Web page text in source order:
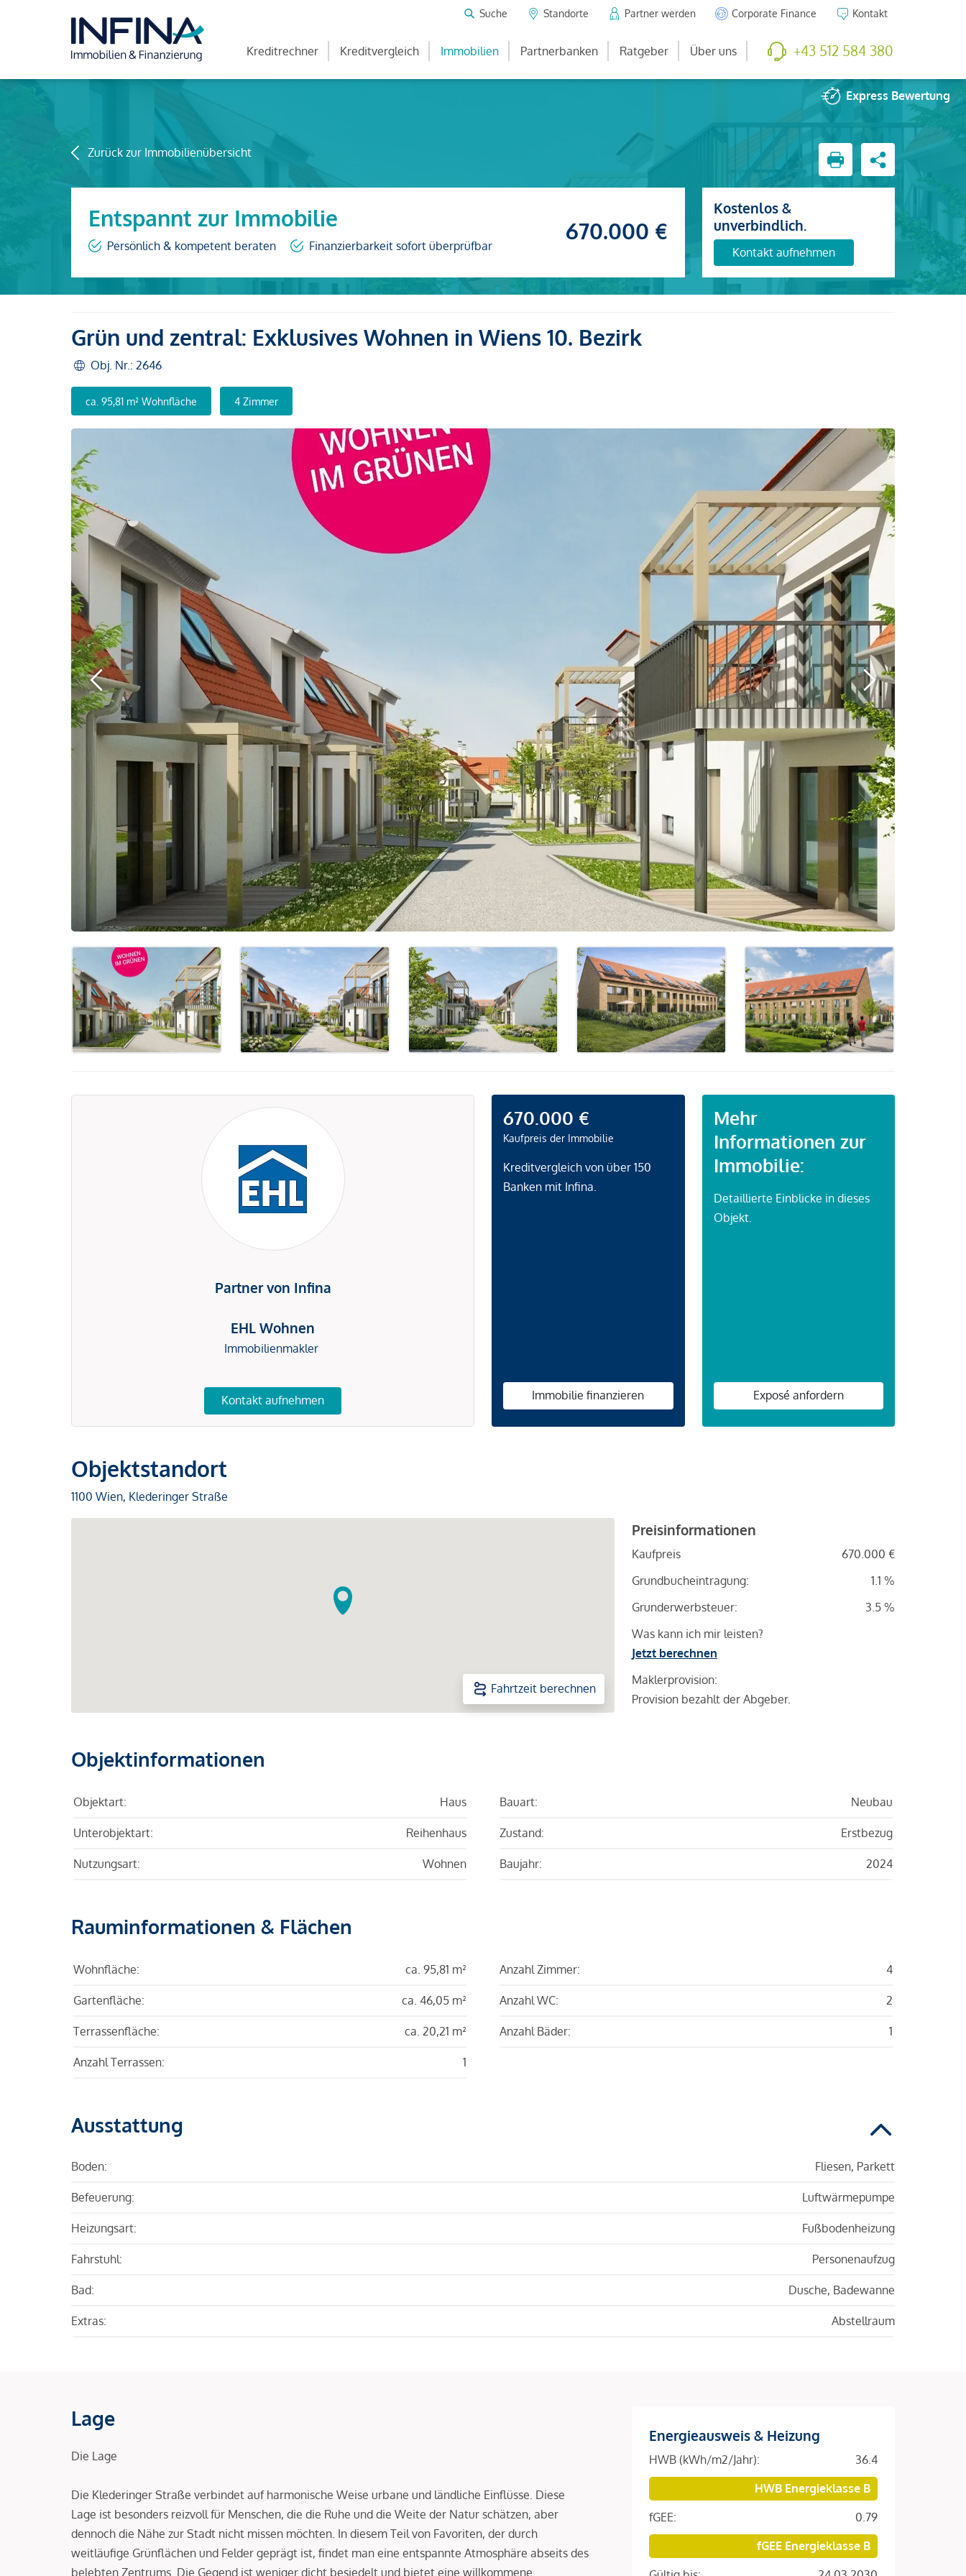
Suche Standorte Partner werden Corporate Finance Kontakt
Kreditrechner Kreditvergleich Immobilien Partnerbanken Ratgeber Über uns +43 512 584 380
Express Bewertung
Zurück zur Immobilienübersicht
Entspannt zur Immobilie
Persönlich & kompetent beraten Finanzierbarkeit sofort überprüfbar
670.000 €
Kostenlos &
unverbindlich.
Kontakt aufnehmen
Grün und zentral: Exklusives Wohnen in Wiens 10. Bezirk
Obj. Nr.: 2646
ca. 95,81 m² Wohnfläche 4 Zimmer
Partner von Infina
EHL Wohnen
Immobilienmakler
Kontakt aufnehmen
670.000 €
Kaufpreis der Immobilie
Kreditvergleich von über 150
Banken mit Infina.
Immobilie finanzieren
Mehr
Informationen zur
Immobilie:
Detaillierte Einblicke in dieses
Objekt.
Exposé anfordern
Objektstandort
1100 Wien, Klederinger Straße
Fahrtzeit berechnen
Preisinformationen
Kaufpreis
670.000 €
Grundbucheintragung:
1.1 %
Grunderwerbsteuer:
3.5 %
Was kann ich mir leisten?
Jetzt berechnen
Maklerprovision:
Provision bezahlt der Abgeber.
Objektinformationen
Objektart: Haus
Unterobjektart: Reihenhaus
Nutzungsart: Wohnen
Bauart: Neubau
Zustand: Erstbezug
Baujahr: 2024
Rauminformationen & Flächen
Wohnfläche: ca. 95,81 m²
Gartenfläche: ca. 46,05 m²
Terrassenfläche: ca. 20,21 m²
Anzahl Terrassen: 1
Anzahl Zimmer: 4
Anzahl WC: 2
Anzahl Bäder: 1
Ausstattung
Boden: Fliesen, Parkett
Befeuerung: Luftwärmepumpe
Heizungsart: Fußbodenheizung
Fahrstuhl: Personenaufzug
Bad: Dusche, Badewanne
Extras: Abstellraum
Lage
Die Lage
Die Klederinger Straße verbindet auf harmonische Weise urbane und ländliche Einflüsse. Diese
Lage ist besonders reizvoll für Menschen, die die Ruhe und die Weite der Natur schätzen, aber
dennoch die Nähe zur Stadt nicht missen möchten. In diesem Teil von Favoriten, der durch
weitläufige Grünflächen und Felder geprägt ist, findet man eine entspannte Atmosphäre abseits des
belebten Zentrums. Die Gegend ist weniger dicht besiedelt und bietet eine willkommene
Energieausweis & Heizung
HWB (kWh/m2/Jahr):
36.4
HWB Energieklasse B
fGEE:
0.79
fGEE Energieklasse B